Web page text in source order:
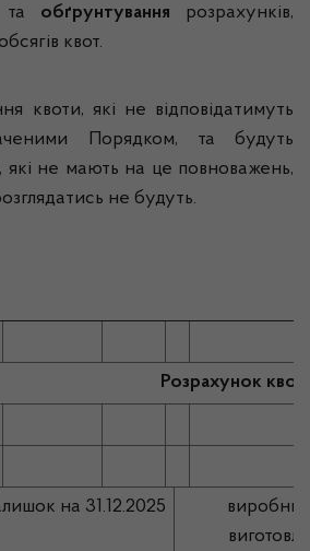
та обґрунтування розрахунків,
квот.
квоти, які не відповідатимуть
Порядком, та будуть
які не мають на це повноважень,
не будуть.
Розрахунок
на 31.12.2025